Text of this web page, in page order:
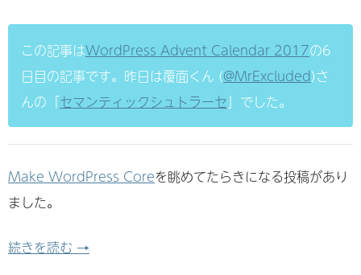
この記事はWordPress Advent Calendar 2017の6
日目の記事です。昨日は覆面くん (@MrExcluded)さ
んの「セマンティックシュトラーセ」でした。
Make WordPress Coreを眺めてたらきになる投稿があり
ました。
続きを読む WordPress コアがコーディング規約準拠に向け
→